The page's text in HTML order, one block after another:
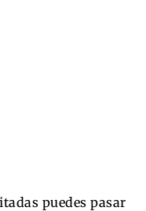
puedes pasar